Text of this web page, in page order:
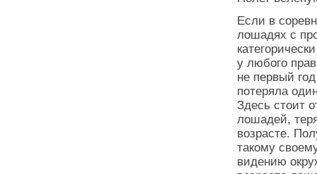
Если в
лошадях с
у любого
не первый
потеряла
Здесь стоит
лошадей,
возрасте.
такому
видению